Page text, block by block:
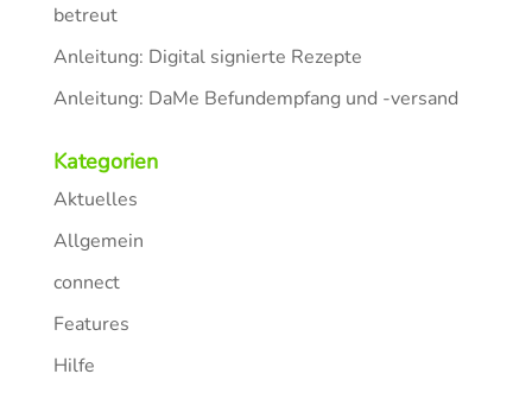
betreut
Anleitung: Digital signierte Rezepte
Anleitung: DaMe Befundempfang und -versand
Kategorien
Aktuelles
Allgemein
connect
Features
Hilfe